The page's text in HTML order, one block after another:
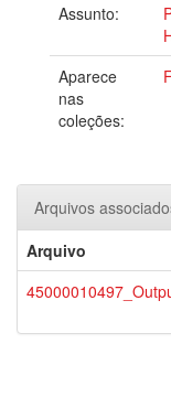
Assunto:
Aparece
nas
coleções:
Arquivos
Arquivo